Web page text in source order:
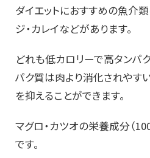
ダイエットにおすすめの魚介類
ジ・カレイなどがあります。
どれも低カロリーで高タンパ
パク質は肉より消化されやす
を抑えることができます。
マグロ・カツオの栄養成分（
です。